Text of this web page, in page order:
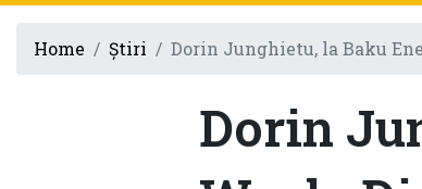
Home Știri Dorin Junghietu, la Baku
Dorin